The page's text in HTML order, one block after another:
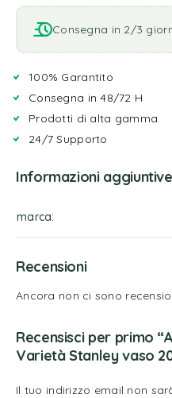
Consegna in 2/3
100% Garantito
Consegna in 48/72 H
Prodotti di alta gamma
24/7 Supporto
Informazioni aggiuntive
marca
Recensioni
Ancora non ci sono
Recensisci per primo
Varietà Stanley vaso
Il tuo indirizzo email non